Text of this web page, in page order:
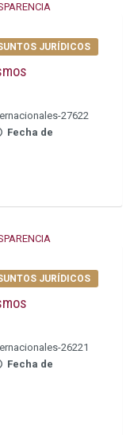
JURÍDICOS
27622
Fecha de
JURÍDICOS
26221
Fecha de